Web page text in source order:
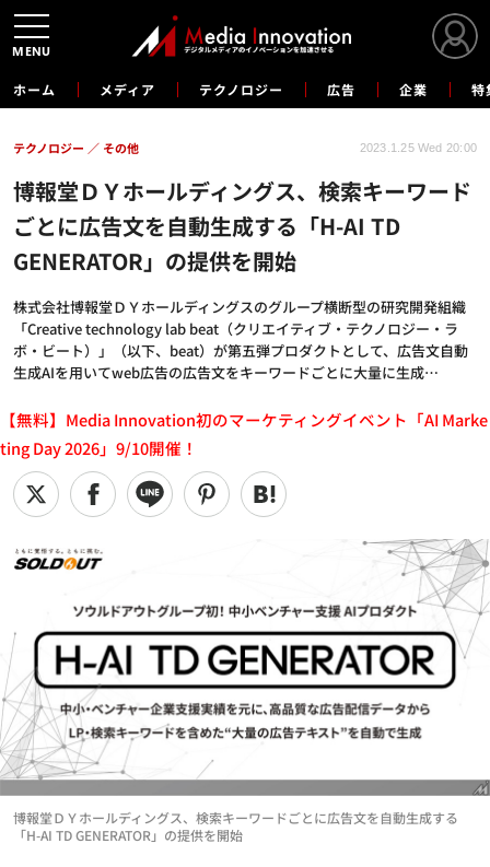
ホーム メディア テクノロジー 広告 企業 特
博報堂ＤＹホールディングス、検索キーワード
ごとに広告文を自動生成する「H-AI TD
GENERATOR」の提供を開始
株式会社博報堂ＤＹホールディングスのグループ横断型の研究開発組織
「Creative technology lab beat（クリエイティブ・テクノロジー・ラ
ボ・ビート）」（以下、beat）が第五弾プロダクトとして、広告文自動
生成AIを用いてweb広告の広告文をキーワードごとに大量に生成…
テクノロジー その他 2023.1.25 Wed 20:00
【無料】Media Innovation初のマーケティングイベント「AI Marke
ting Day 2026」9/10開催！
博報堂ＤＹホールディングス、検索キーワードごとに広告文を自動生成する
「H-AI TD GENERATOR」の提供を開始
MENU